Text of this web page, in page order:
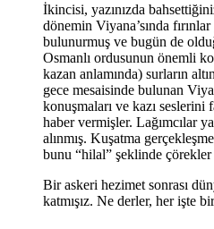
İkincisi, yazınızda
dönemin Viyana’sında
bulunurmuş ve bugün de
Osmanlı ordusunun önemli
kazan anlamında) surların
gece mesaisinde bulunan
konuşmaları ve kazı
haber vermişler. Lağımcılar
alınmış. Kuşatma
bunu “hilal” şeklinde çörekler
Bir askeri hezimet sonrası
katmışız. Ne derler, her işte